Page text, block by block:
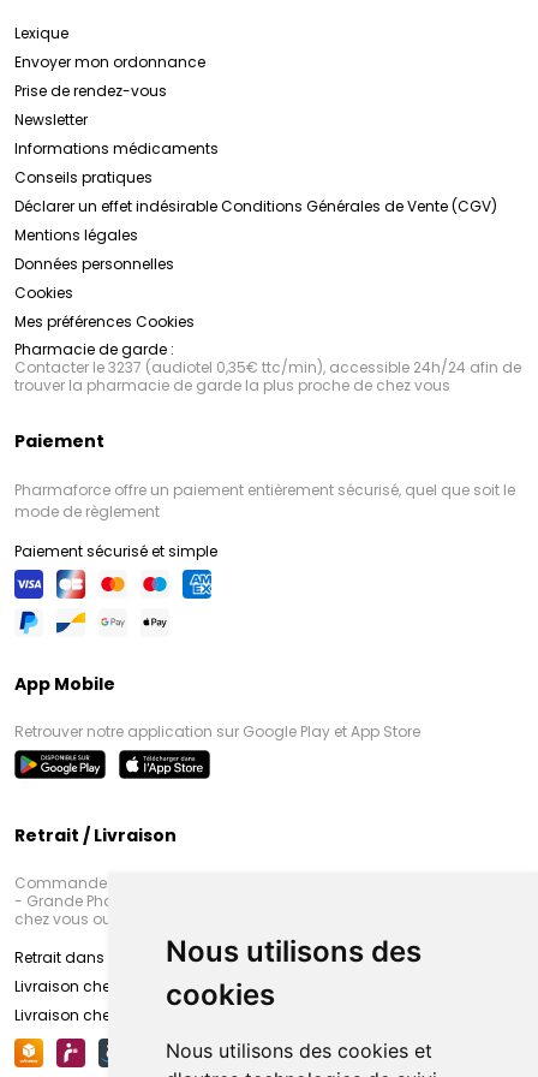
Nous utilisons des
cookies
Nous utilisons des cookies et
Lexique
Envoyer mon ordonnance
Prise de rendez-vous
Newsletter
Informations médicaments
Conseils pratiques
Déclarer un effet indésirableConditions Générales de Vente (CGV)
Mentions légales
Données personnelles
Cookies
Mes préférences Cookies
Pharmacie de garde :
Contacter le 3237 (audiotel 0,35€ ttc/min), accessible 24h/24 afin de
trouver la pharmacie de garde la plus proche de chez vous
Paiement
Pharmaforce offre un paiement entièrement sécurisé, quel que soit le
mode de règlement
Paiement sécurisé et simple
App Mobile
Retrouver notre application sur Google Play et App Store
Retrait / Livraison
Commandez en ligne et venez chercher votre commande à Amiens
- Grande Pharmacie d’Amiens (Fachon) ou recevez-là rapidement
chez vous ou en point retrait
Retrait dans la pharmacie d’Amiens
Livraison chez vous
Livraison chez votre commerçant